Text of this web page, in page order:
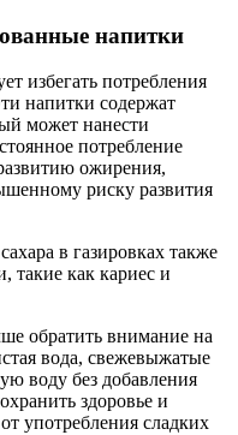
напитки
избегать потребления
напитки содержат
может нанести
потребление
ожирения,
риску развития
в газировках также
такие как кариес и
обратить внимание на
вода, свежевыжатые
воду без добавления
здоровье и
употребления сладких